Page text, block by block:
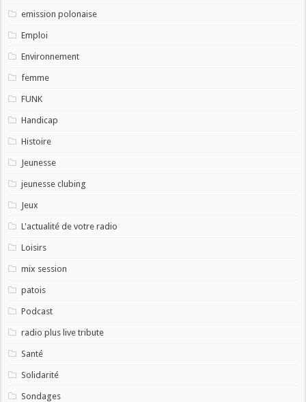
emission polonaise
Emploi
Environnement
femme
FUNK
Handicap
Histoire
Jeunesse
jeunesse clubing
Jeux
L'actualité de votre radio
Loisirs
mix session
patois
Podcast
radio plus live tribute
Santé
Solidarité
Sondages